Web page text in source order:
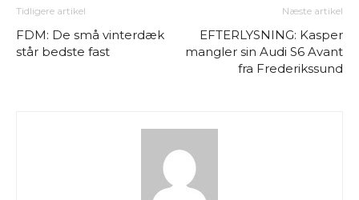
Tidligere artikel
FDM: De små vinterdæk
står bedste fast
Næste artikel
EFTERLYSNING: Kasper
mangler sin Audi S6 Avant
fra Frederikssund